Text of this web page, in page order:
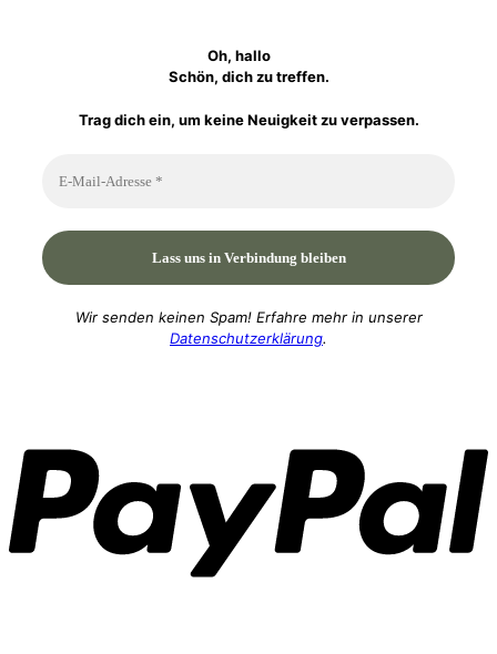
Oh, hallo
Schön, dich zu treffen.
Trag dich ein, um keine Neuigkeit zu verpassen.
Wir senden keinen Spam! Erfahre mehr in unserer
Datenschutzerklärung.